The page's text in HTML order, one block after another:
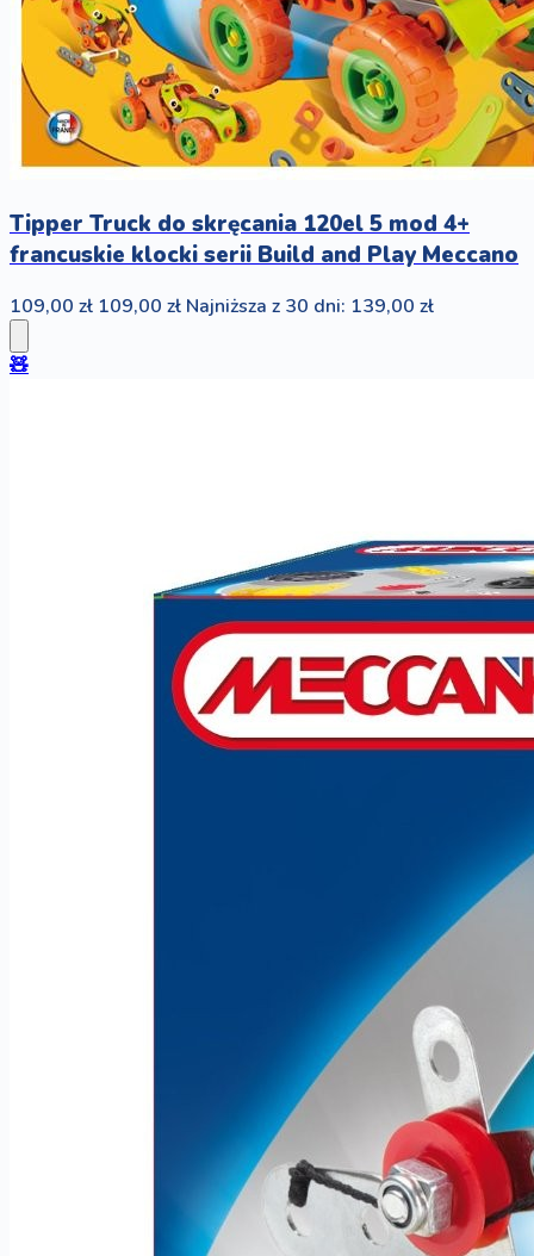
Tipper Truck do skręcania 120el 5 mod 4+
francuskie klocki serii Build and Play Meccano
109,00 zł 109,00 zł Najniższa z 30 dni: 139,00 zł
🧸